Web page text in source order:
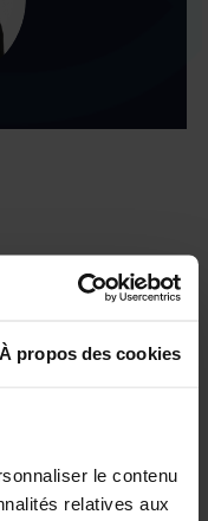
À propos des cookies
le contenu
relatives aux